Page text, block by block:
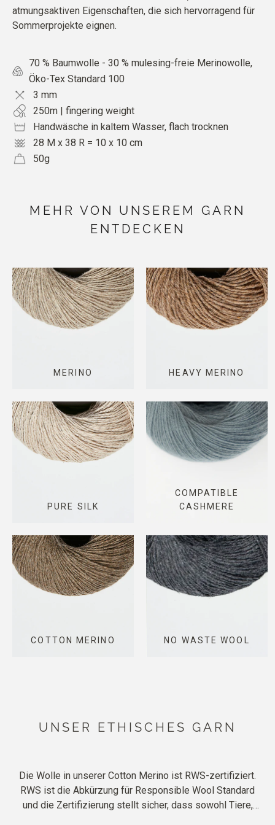
atmungsaktiven Eigenschaften, die sich hervorragend für
Sommerprojekte eignen.
70 % Baumwolle - 30 % mulesing-freie Merinowolle,
Öko-Tex Standard 100
3 mm
250m | fingering weight
Handwäsche in kaltem Wasser, flach trocknen
28 M x 38 R = 10 x 10 cm
50g
MEHR VON UNSEREM GARN
ENTDECKEN
MERINO HEAVY MERINO
PURE SILK
COMPATIBLE
CASHMERE
COTTON MERINO NO WASTE WOOL
UNSER ETHISCHES GARN
Die Wolle in unserer Cotton Merino ist RWS-zertifiziert.
RWS ist die Abkürzung für Responsible Wool Standard
und die Zertifizierung stellt sicher, dass sowohl Tiere,